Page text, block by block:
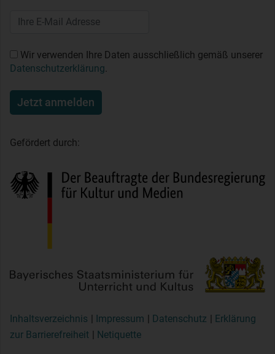
Wir verwenden Ihre Daten ausschließlich gemäß unserer
Datenschutzerklärung
Jetzt anmelden
Gefördert durch:
Inhaltsverzeichnis Impressum Datenschutz
Erklärung
zur Barrierefreiheit
Netiquette